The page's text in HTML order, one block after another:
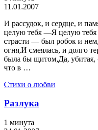
11.01.2007
И рассудок, и сердце, и
целую тебя —Я целую тебя
страсти — был робок и
огня,И смеялась, и долго
была бы щитом,Да, убитая,
что в …
Стихи о любви
Разлука
1 минута